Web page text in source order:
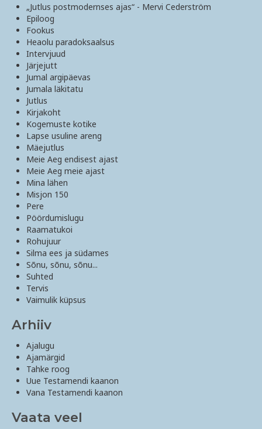
„Jutlus postmodernses ajas“ - Mervi Cederström
Epiloog
Fookus
Heaolu paradoksaalsus
Intervjuud
Järjejutt
Jumal argipäevas
Jumala läkitatu
Jutlus
Kirjakoht
Kogemuste kotike
Lapse usuline areng
Mäejutlus
Meie Aeg endisest ajast
Meie Aeg meie ajast
Mina lähen
Misjon 150
Pere
Pöördumislugu
Raamatukoi
Rohujuur
Silma ees ja südames
Sõnu, sõnu, sõnu...
Suhted
Tervis
Vaimulik küpsus
Arhiiv
Ajalugu
Ajamärgid
Tahke roog
Uue Testamendi kaanon
Vana Testamendi kaanon
Vaata veel